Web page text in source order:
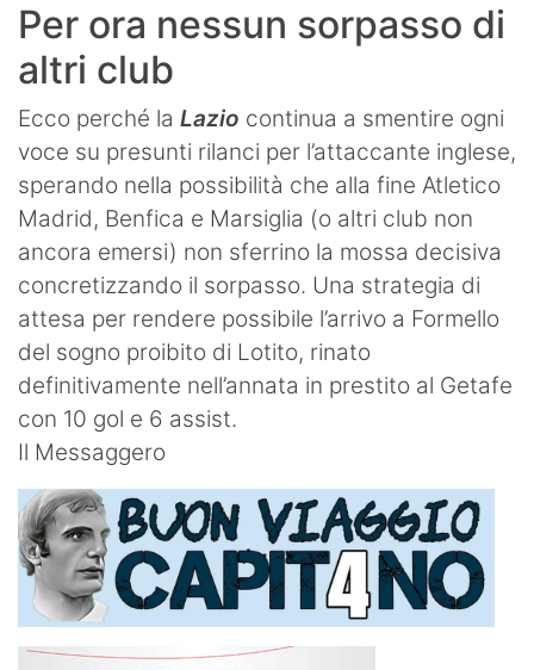
Per ora nessun sorpasso di
altri club
Ecco perché la Lazio continua a smentire ogni
voce su presunti rilanci per l’attaccante inglese,
sperando nella possibilità che alla fine Atletico
Madrid, Benfica e Marsiglia (o altri club non
ancora emersi) non sferrino la mossa decisiva
concretizzando il sorpasso. Una strategia di
attesa per rendere possibile l’arrivo a Formello
del sogno proibito di Lotito, rinato
definitivamente nell’annata in prestito al Getafe
con 10 gol e 6 assist.
Il Messaggero